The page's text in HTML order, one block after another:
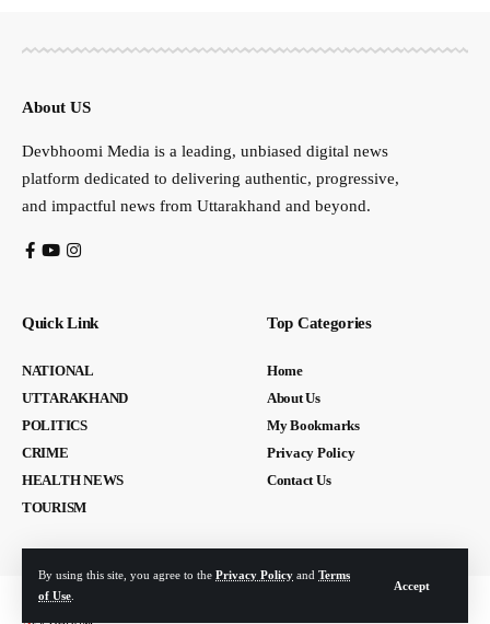
By using this site, you agree to the Privacy Policy and Terms
of Use
Accept
About US
Devbhoomi Media is a leading, unbiased digital news
platform dedicated to delivering authentic, progressive,
and impactful news from Uttarakhand and beyond.
Quick Link
NATIONAL
UTTARAKHAND
POLITICS
CRIME
HEALTH NEWS
TOURISM
Top Categories
Home
About Us
My Bookmarks
Privacy Policy
Contact Us